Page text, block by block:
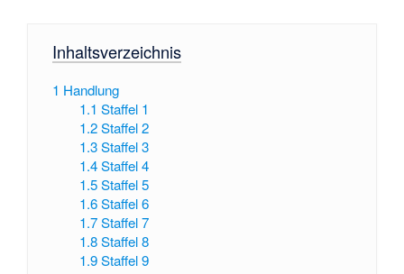
Inhaltsverzeichnis
1 Handlung
1.1 Staffel 1
1.2 Staffel 2
1.3 Staffel 3
1.4 Staffel 4
1.5 Staffel 5
1.6 Staffel 6
1.7 Staffel 7
1.8 Staffel 8
1.9 Staffel 9